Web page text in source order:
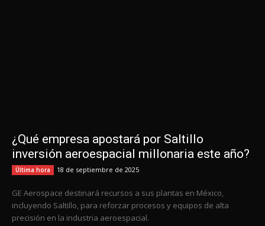
¿Qué empresa apostará por Saltillo
inversión aeroespacial millonaria este año?
Última hora 18 de septiembre de 2025
GE Aerospace destinará recursos a sus plantas en México,
incluyendo Saltillo, para reforzar procesos y equipos de alta
precisión en la industria aeroespacial.